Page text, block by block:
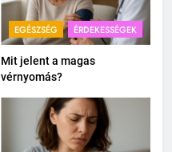
EGÉSZSÉG ÉRDEKESSÉGEK
Mit jelent a magas
vérnyomás?